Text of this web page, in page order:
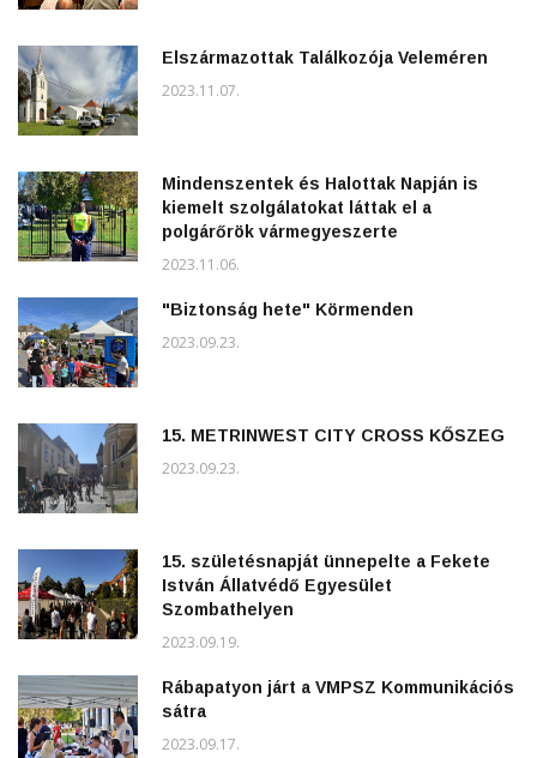
Elszármazottak Találkozója Veleméren
2023.11.07.
Mindenszentek és Halottak Napján is
kiemelt szolgálatokat láttak el a
polgárőrök vármegyeszerte
2023.11.06.
"Biztonság hete" Körmenden
2023.09.23.
15. METRINWEST CITY CROSS KŐSZEG
2023.09.23.
15. születésnapját ünnepelte a Fekete
István Állatvédő Egyesület
Szombathelyen
2023.09.19.
Rábapatyon járt a VMPSZ Kommunikációs
sátra
2023.09.17.